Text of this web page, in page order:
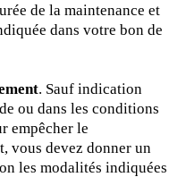
de la maintenance et
dans votre bon de
. Sauf indication
ou dans les conditions
empêcher le
vous devez donner un
les modalités indiquées